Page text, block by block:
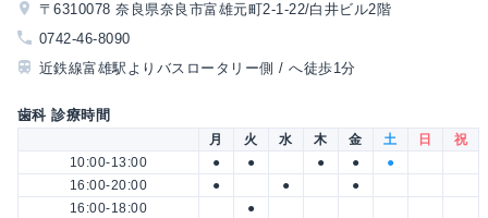
〒6310078 奈良県奈良市富雄元町2-1-22/白井ビル2階
0742-46-8090
近鉄線富雄駅よりバスロータリー側 / へ徒歩1分
歯科 診療時間
月 火 水 木 金 土 日
祝
10:00-13:00
● ● ● ●
●
16:00-20:00
● ●
●
16:00-18:00
●